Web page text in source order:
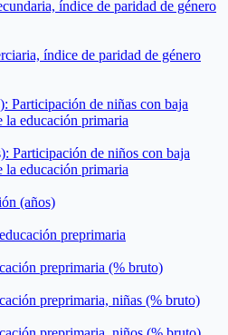
índice de paridad de género
índice de paridad de género
Participación de niñas con baja
la educación primaria
Participación de niños con baja
la educación primaria
(años)
preprimaria
preprimaria (% bruto)
preprimaria, niñas (% bruto)